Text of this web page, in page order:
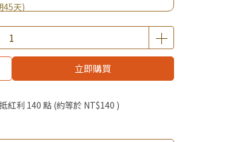
45天)
面膜
購自然主義嚐鮮試吃組！
好物
立即購買
紅利 140 點 (約等於 NT$140 )